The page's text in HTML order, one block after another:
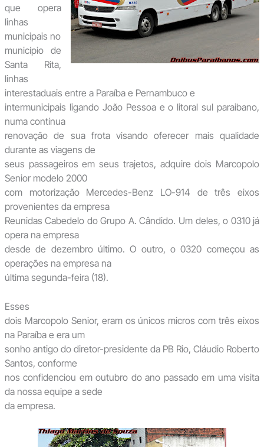
que opera
linhas
municipais no
município de
Santa Rita,
linhas
interestaduais entre a Paraíba e Pernambuco e
intermunicipais ligando João Pessoa e o litoral sul paraibano,
numa contínua
renovação de sua frota visando oferecer mais qualidade
durante as viagens de
seus passageiros em seus trajetos, adquire dois Marcopolo
Senior modelo 2000
com motorização Mercedes-Benz LO-914 de três eixos
provenientes da empresa
Reunidas Cabedelo do Grupo A. Cândido. Um deles, o 0310 já
opera na empresa
desde de dezembro último. O outro, o 0320 começou as
operações na empresa na
última segunda-feira (18).
Esses
dois Marcopolo Senior, eram os únicos micros com três eixos
na Paraíba e era um
sonho antigo do diretor-presidente da PB Rio, Cláudio Roberto
Santos, conforme
nos confidenciou em outubro do ano passado em uma visita
da nossa equipe a sede
da empresa.